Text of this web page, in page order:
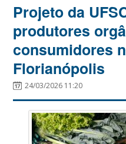
Projeto da
produtores
consumidores
Florianópolis
24/03/2026 11:20